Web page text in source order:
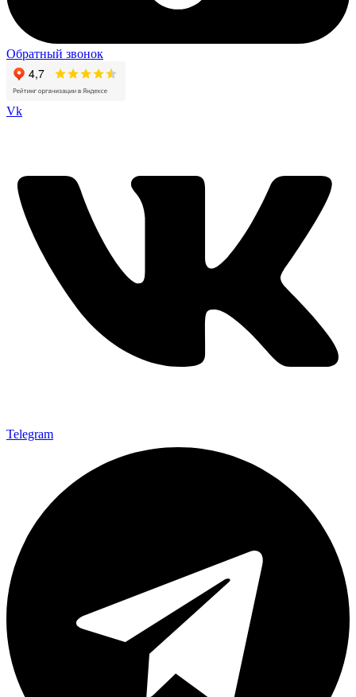
Обратный звонок
Vk
Telegram